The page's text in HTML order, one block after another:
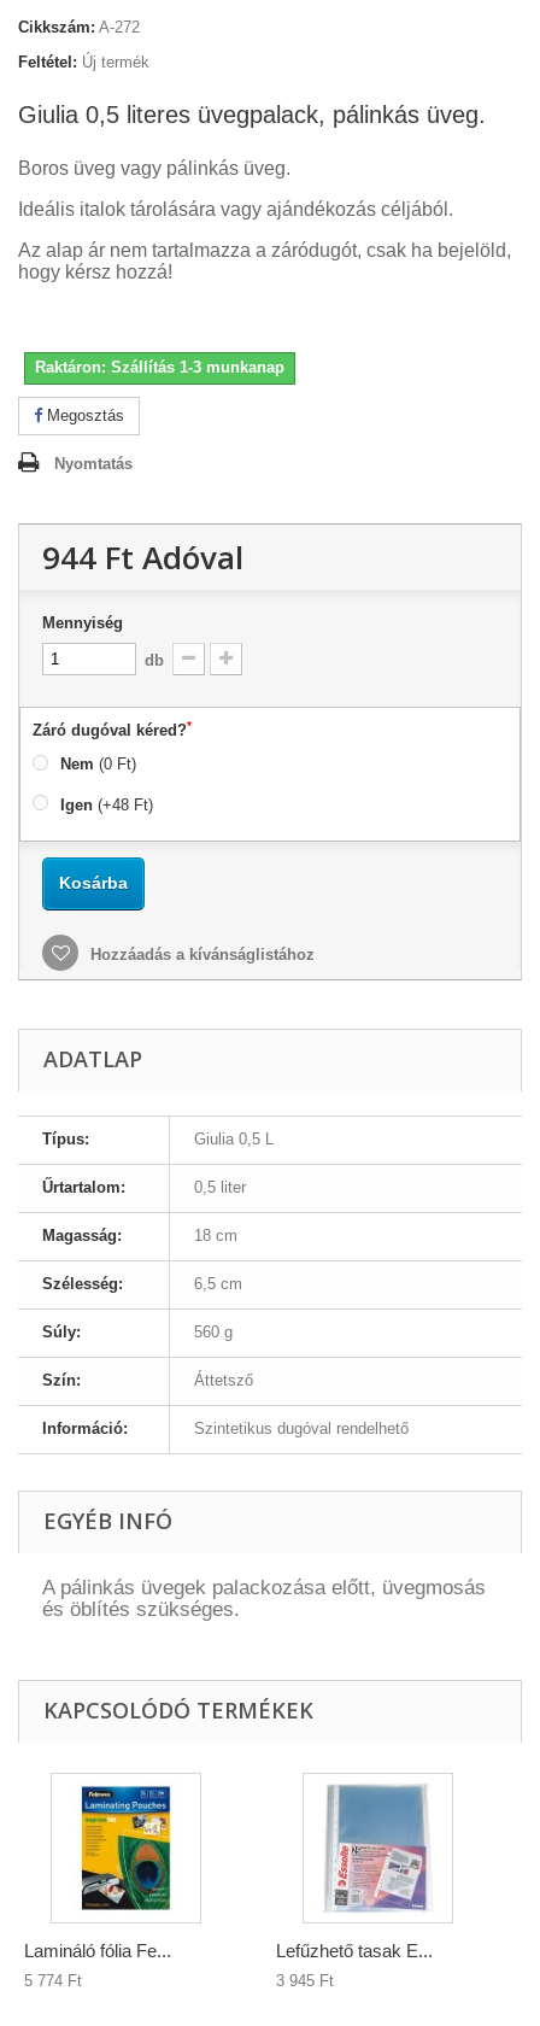
Cikkszám: A-272
Feltétel: Új termék
Giulia 0,5 literes üvegpalack, pálinkás üveg.
Boros üveg vagy pálinkás üveg.
Ideális italok tárolására vagy ajándékozás céljából.
Az alap ár nem tartalmazza a záródugót, csak ha bejelöld,
hogy kérsz hozzá!
Raktáron: Szállítás 1-3 munkanap
Megosztás
Nyomtatás
944 Ft‎ Adóval
Mennyiség
db
Záró dugóval kéred?*
Nem (0 Ft)
Igen (+48 Ft)
Kosárba
Hozzáadás a kívánságlistához
ADATLAP
Típus: Giulia 0,5 L
Űrtartalom: 0,5 liter
Magasság: 18 cm
Szélesség: 6,5 cm
Súly: 560 g
Szín: Áttetsző
Információ: Szintetikus dugóval rendelhető
EGYÉB INFÓ
A pálinkás üvegek palackozása előtt, üvegmosás
és öblítés szükséges.
KAPCSOLÓDÓ TERMÉKEK
Lamináló fólia Fe...
5 774 Ft‎
Lefűzhető tasak E...
3 945 Ft‎